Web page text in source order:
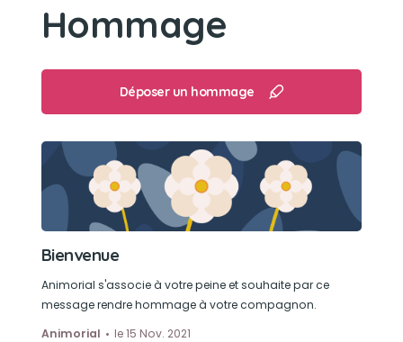
Un amour ! Très (trop) Gentil, très fidèle, toujours
de bonne humeur !
Apprécié de tous et en plus de tout ça il ne
faisait aucune bêtise !
Son jouet préféré
Jibus n'aimait pas les jouets, il adorait ses
Son loisir préféré
Les promenades, manger et regarder la TV
Hommage
Déposer un hommage
Bienvenue
Animorial s'associe à votre peine et souhaite par ce
message rendre hommage à votre compagnon.
Animorial
le 15 Nov. 2021